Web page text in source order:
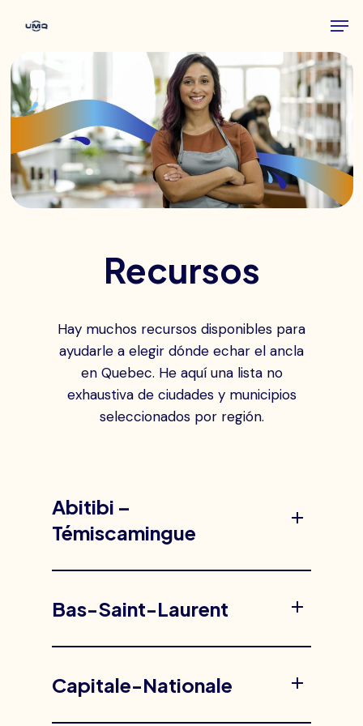
content
Recursos
Hay muchos recursos disponibles para
ayudarle a elegir dónde echar el ancla
en Quebec. He aquí una lista no
exhaustiva de ciudades y municipios
seleccionados por región.
Abitibi –
Témiscamingue
Bas-Saint-Laurent
Capitale-Nationale